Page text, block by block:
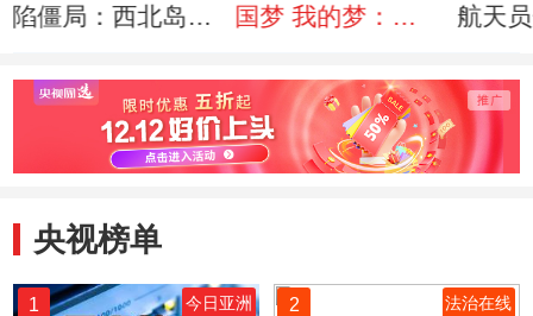
陷僵局：西北岛屿
演
国梦 我的梦：非
航天
央视榜单
1 今日亚洲 2 法治在线